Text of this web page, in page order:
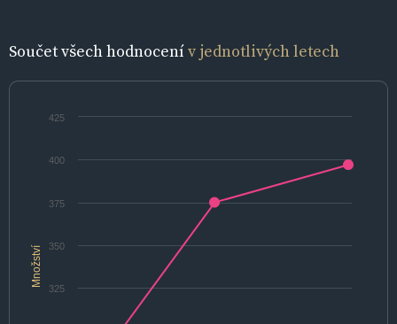
Součet všech hodnocenív jednotlivých letech
Množství
325
350
375
400
425